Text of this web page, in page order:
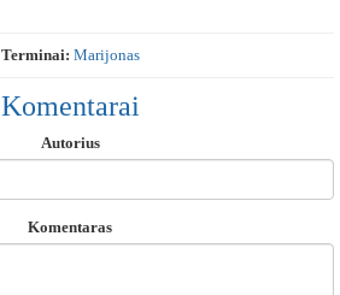
Terminai: Marijonas
Komentarai
Autorius
Komentaras